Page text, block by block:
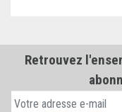
Retrouvez